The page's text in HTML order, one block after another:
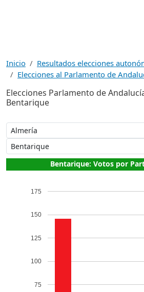
Inicio
Resultados elecciones
Elecciones al Parlamento de
Elecciones Parlamento de
Bentarique
Bentarique: Votos por
75
100
125
150
175